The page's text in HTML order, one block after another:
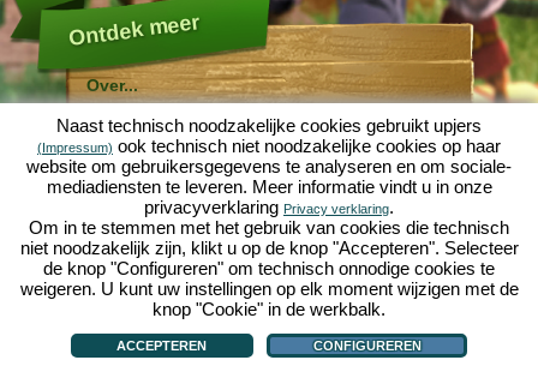
Ontdek meer
Over...
Molehill Empire ...
... is een leuke economische simulatie, die draait om
een microcosmos tuin. Als gratis browersspel speelt
het af in je webbowers, zonder extra downloads of
software!
Met de hulp van een ijverige tuinkabouter, kun je zelf je
eigen tuin van Eden namaken. Sla, wortelen, aardbeien,
spinazie of uien - Je mag zelf beslissen welke planten je
wilt kweken. Bezoek de vriendelijke stedenTuinzicht en
Bloesemdorpom te handelen met andere spelers, het
kopen van nieuwe planten en decoraties om je tuin op
te fleuren, lever aan je klanten en zorg er voor dat je
goede vrienden wordt met je buren... anders wordt je
wakker en is je tuin omgeploegd door een leger mollen!
Forum|Hulp|Contact/Voorwaarden/Privacy|upjers GmbH|Cookies beheren
Naast technisch noodzakelijke cookies gebruikt upjers
(Impressum) ook technisch niet noodzakelijke cookies op haar
website om gebruikersgegevens te analyseren en om sociale-
mediadiensten te leveren. Meer informatie vindt u in onze
privacyverklaring Privacy verklaring.
Om in te stemmen met het gebruik van cookies die technisch
niet noodzakelijk zijn, klikt u op de knop "Accepteren". Selecteer
de knop "Configureren" om technisch onnodige cookies te
weigeren. U kunt uw instellingen op elk moment wijzigen met de
knop "Cookie" in de werkbalk.
ACCEPTEREN CONFIGUREREN